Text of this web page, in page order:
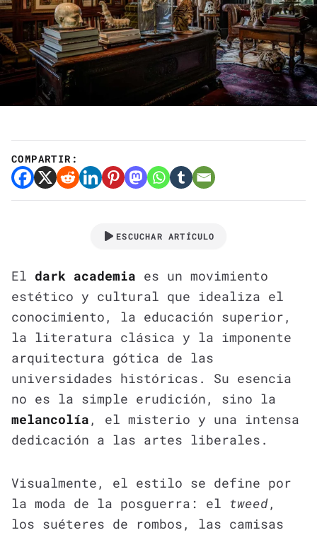
COMPARTIR:
ESCUCHAR ARTÍCULO
El dark academia es un movimiento
estético y cultural que idealiza el
conocimiento, la educación superior,
la literatura clásica y la imponente
arquitectura gótica de las
universidades históricas. Su esencia
no es la simple erudición, sino la
melancolía , el misterio y una intensa
dedicación a las artes liberales.
Visualmente, el estilo se define por
la moda de la posguerra: el tweed,
los suéteres de rombos, las camisas